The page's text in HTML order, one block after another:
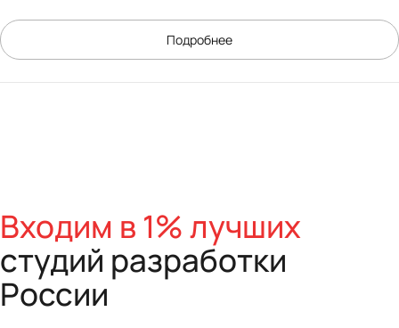
Подробнее
Входим в 1% лучших
студий разработки
России